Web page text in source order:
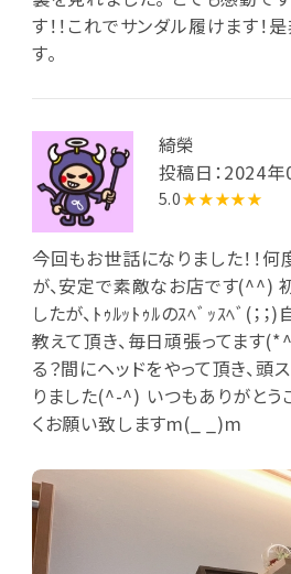
す！！これでサンダル履けます！
す。
綺榮
投稿日：2024
5.0★★★★★
今回もお世話になりました！！
が、安定で素敵なお店です(^^)
したが、ﾄｩﾙｯﾄｩﾙのｽﾍﾞｯｽﾍﾞ(；
教えて頂き、毎日頑張ってます
る？間にヘッドをやって頂き、頭
りました(^-^) いつもありがとう
くお願い致しますm(_ _)m